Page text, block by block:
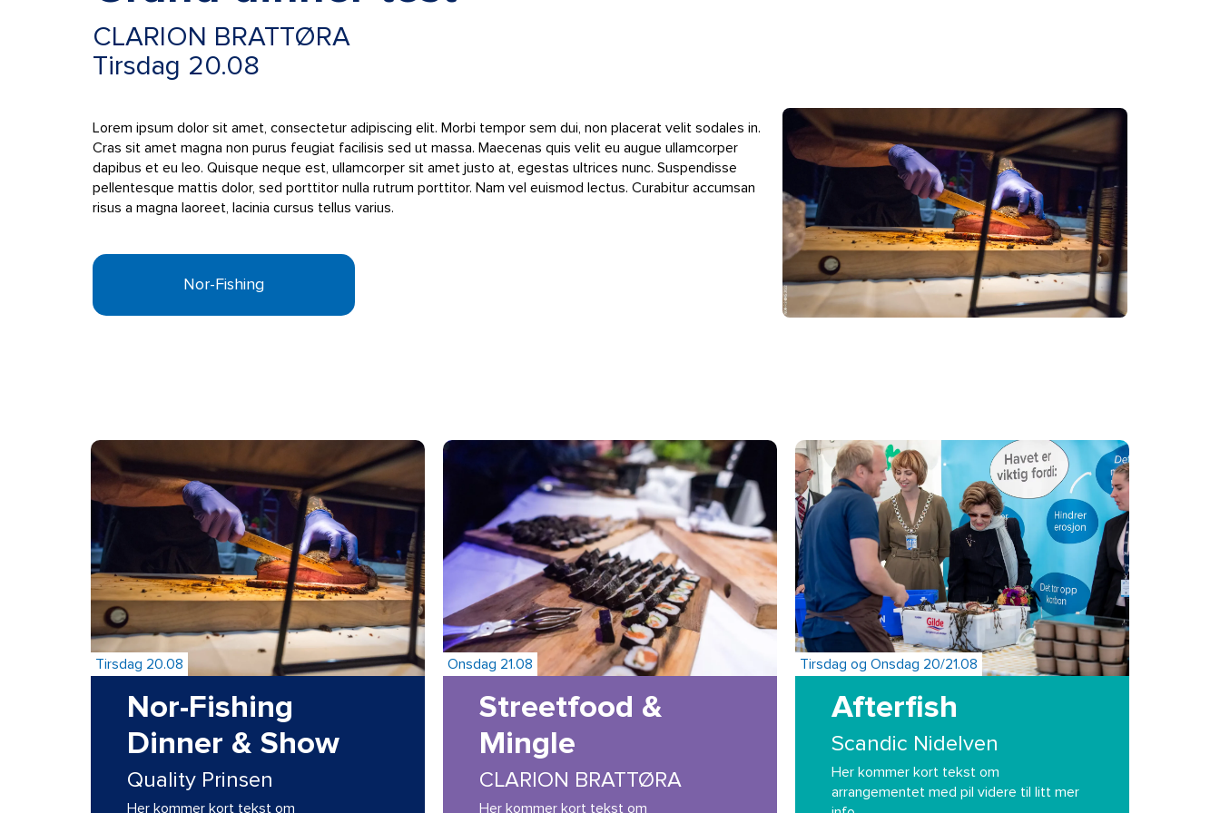
CLARION BRATTØRA
Tirsdag 20.08
Lorem ipsum dolor sit amet, consectetur adipiscing elit. Morbi tempor sem dui, non placerat velit sodales in.
Cras sit amet magna non purus feugiat facilisis sed ut massa. Maecenas quis velit eu augue ullamcorper
dapibus et eu leo. Quisque neque est, ullamcorper sit amet justo at, egestas ultrices nunc. Suspendisse
pellentesque mattis dolor, sed porttitor nulla rutrum porttitor. Nam vel euismod lectus. Curabitur accumsan
risus a magna laoreet, lacinia cursus tellus varius.
Nor-Fishing
Tirsdag 20.08
Nor-Fishing
Dinner & Show
Quality Prinsen
Her kommer kort tekst om
Onsdag 21.08
Streetfood &
Mingle
CLARION BRATTØRA
Her kommer kort tekst om
Tirsdag og Onsdag 20/21.08
Afterfish
Scandic Nidelven
Her kommer kort tekst om
arrangementet med pil videre til litt mer